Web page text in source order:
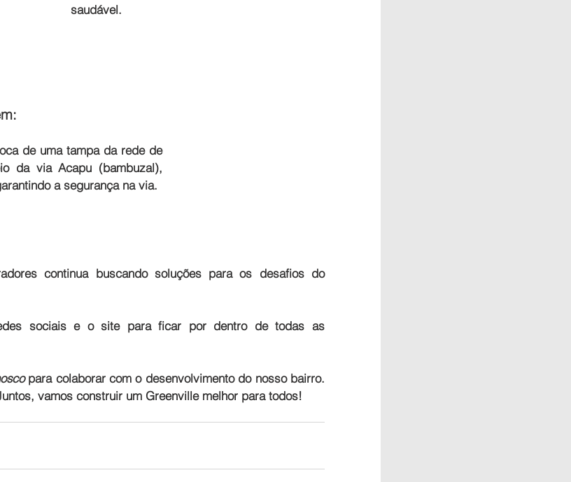
saudável.
de uma tampa da rede de
da via Acapu (bambuzal),
a segurança na via.
continua buscando soluções para os desafios do
sociais e o site para ficar por dentro de todas as
para colaborar com o desenvolvimento do nosso bairro.
vamos construir um Greenville melhor para todos!